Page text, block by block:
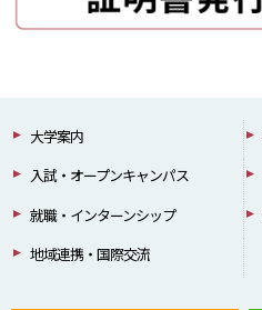
大学案内
入試・オープンキャンパス
就職・インターンシップ
地域連携・国際交流